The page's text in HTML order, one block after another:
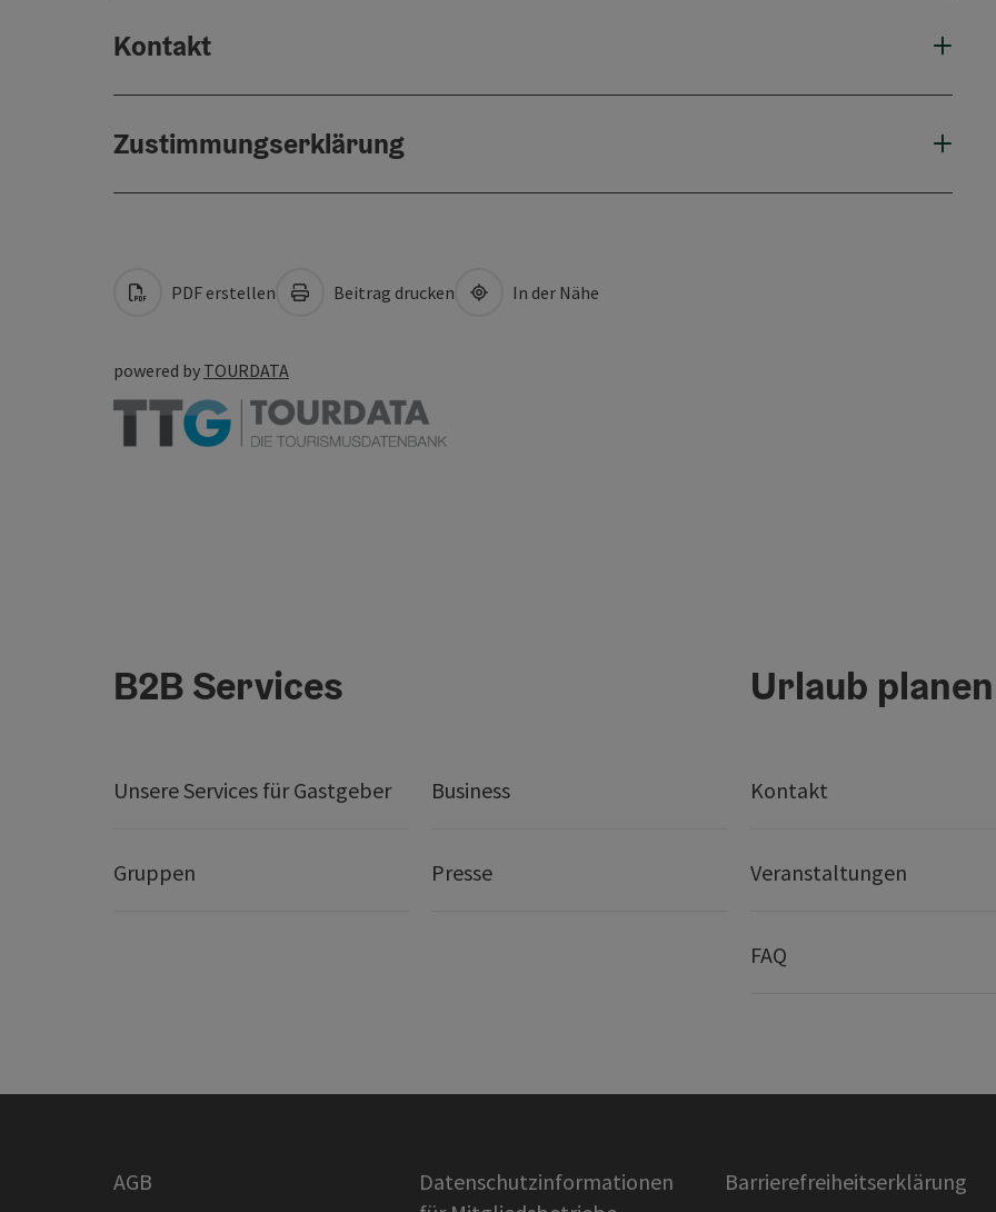
Kontakt
Zustimmungserklärung
PDF erstellen Beitrag drucken In der Nähe
powered by TOURDATA
B2B Services
Unsere Services für Gastgeber Business
Gruppen Presse
Urlaub
Kontakt
Veranstaltungen
FAQ
AGB
Datenschutzinformationen
Barrierefreiheitserklärung